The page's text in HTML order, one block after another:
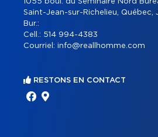
Saint-Jean-sur-Richelieu, Québec,
Bur.:
Cell.: 514 994-4383
Courriel: info@reallhomme.com
RESTONS EN CONTACT